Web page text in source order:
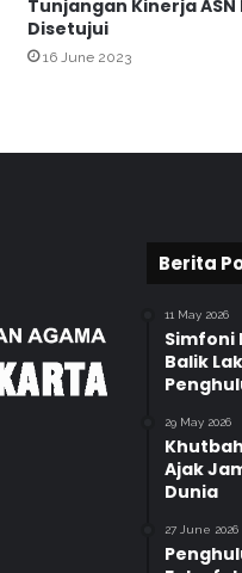
i
m
Tunjangan Kinerja
Disetujui
16 June 2023
Berita
11 May 2026
Simfoni
Balik
29 May 2026
Ajak
Dunia
27 June 2026